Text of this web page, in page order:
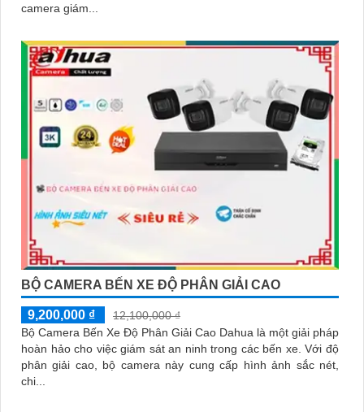
camera giám...
BỘ CAMERA BẾN XE ĐỘ PHÂN GIẢI CAO
9,200,000 ₫
12,100,000 ₫
Bộ Camera Bến Xe Độ Phân Giải Cao Dahua là một giải pháp
hoàn hảo cho việc giám sát an ninh trong các bến xe. Với độ
phân giải cao, bộ camera này cung cấp hình ảnh sắc nét,
chi...